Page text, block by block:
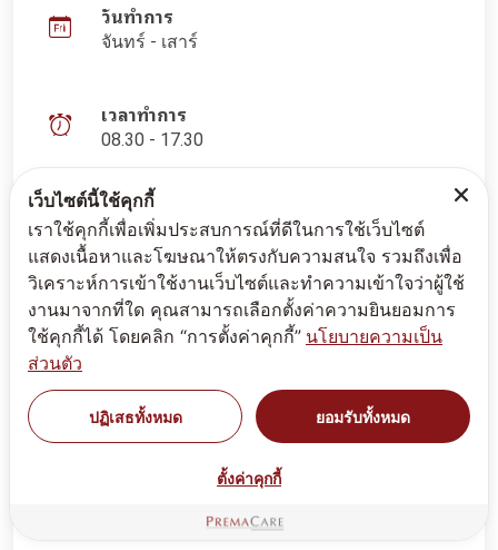
วันทำการ
จันทร์ - เสาร์
เวลาทำการ
08.30 - 17.30
เว็บไซต์นี้ใช้คุกกี้
เราใช้คุกกี้เพื่อเพิ่มประสบการณ์ที่ดีในการใช้เว็บไซต์
แสดงเนื้อหาและโฆษณาให้ตรงกับความสนใจ รวมถึงเพื่อ
วิเคราะห์การเข้าใช้งานเว็บไซต์และทำความเข้าใจว่าผู้ใช้
งานมาจากที่ใด คุณสามารถเลือกตั้งค่าความยินยอมการ
ใช้คุกกี้ได้ โดยคลิก “การตั้งค่าคุกกี้” นโยบายความเป็น
ส่วนตัว
ปฏิเสธทั้งหมด ยอมรับทั้งหมด
ตั้งค่าคุกกี้